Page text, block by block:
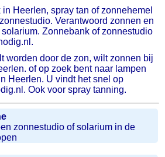
Heerlen, spray tan of zonnehemel
Verantwoord zonnen en
Zonnebank of zonnestudio
worden door de zon, wilt zonnen bij
of op zoek bent naar lampen
Heerlen. U vindt het snel op
Ook voor spray tanning.
zonnestudio of solarium in de